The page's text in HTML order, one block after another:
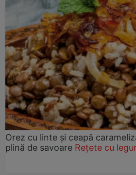
Orez cu linte și ceapă
plină de savoare Rețete cu